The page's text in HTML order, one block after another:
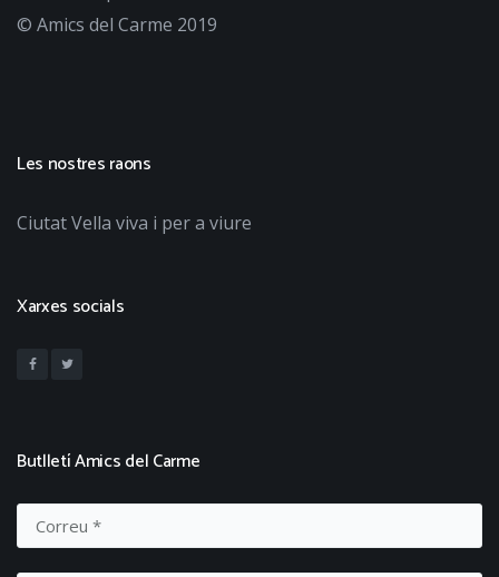
© Amics del Carme 2019
Les nostres raons
Ciutat Vella viva i per a viure
Xarxes socials
Butlletí Amics del Carme